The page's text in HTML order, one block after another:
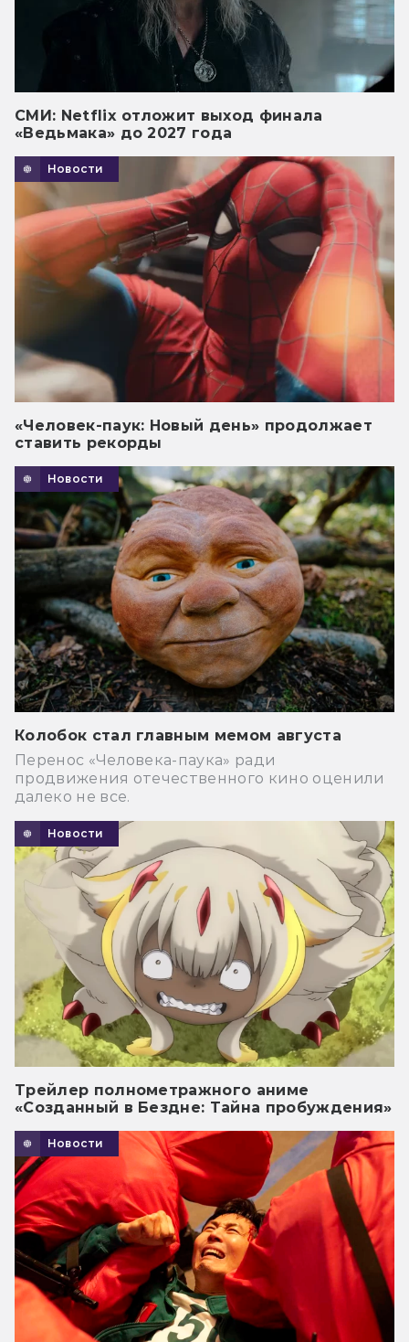
СМИ: Netflix отложит выход финала
«Ведьмака» до 2027 года
Новости
«Человек-паук: Новый день» продолжает
ставить рекорды
Новости
Колобок стал главным мемом августа
Перенос «Человека-паука» ради
продвижения отечественного кино оценили
далеко не все.
Новости
Трейлер полнометражного аниме
«Созданный в Бездне: Тайна пробуждения»
Новости